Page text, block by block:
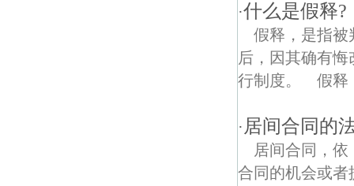
·什么是假释?
假释，是指被
后，因其确有
行制度。 假释
· 居间合同的
居间合同，
合同的机会或